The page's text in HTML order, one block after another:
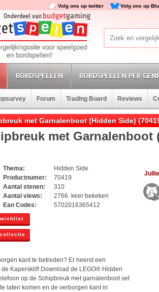
Volg ons op twitter Volg ons op
BORDSPELLEN BORDSPELLEN PER
Forum Trading Board Reviews
met Garnalenboot (Hidden Side)
met Garnalenboot
Thema:
Hidden Side
Productnumer:
70419
Aantal stenen:
310
Aantal views:
2766 keer bekeken
Ean Codes:
5702016365412
wishlist
kant te betreden? Er heerst een
Kapersklif! Download de LEGO® Hidden
op de Schipbreuk met garnalenboot set
laten komen en de verborgen kant in